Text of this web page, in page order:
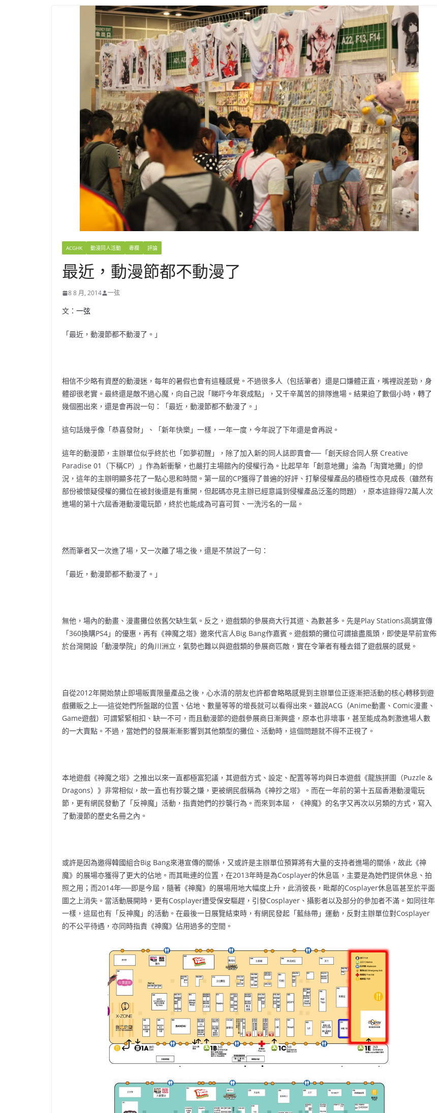
ACGHK 動漫同人活動 專欄 評論
最近，動漫節都不動漫了
8 8 月, 2014 一弦
文： 一弦
「最近，動漫節都不動漫了。」
相信不少略有資歷的動漫迷，每年的暑假也會有這種感覺。不過很多人（包括筆者）還是口嫌體正直，嘴裡說差勁，身
體卻很老實。最終還是敵不過心魔，向自己說「睇吓今年衰成點」，又千辛萬苦的排隊進場。結果迫了數個小時，轉了
幾個圈出來，還是會再說一句：「最近，動漫節都不動漫了。」
這句話幾乎像「恭喜發財」、「新年快樂」一樣，一年一度，今年說了下年還是會再說。
這年的動漫節，主辦單位似乎終於也「如夢初醒」，除了加入新的同人誌即賣會──「創天綜合同人祭 Creative
Paradise 01（下稱CP）」作為新衝擊，也嚴打主場館內的侵權行為。比起早年「創意地攤」淪為「淘寶地攤」的慘
況，這年的主辦明顯多花了一點心思和時間。第一屆的CP獲得了普遍的好評、打擊侵權產品的積極性亦見成長（雖然有
部份被懷疑侵權的攤位在被封後還是有重開，但起碼亦見主辦已經意識到侵權產品泛濫的問題），原本這錄得72萬人次
進場的第十六屆香港動漫電玩節，終於也能成為可喜可賀、一洗污名的一屆。
然而筆者又一次進了場，又一次離了場之後，還是不禁說了一句：
「最近，動漫節都不動漫了。」
無他，場內的動畫、漫畫攤位依舊欠缺生氣。反之，遊戲類的參展商大行其道、為數甚多。先是Play Stations高調宣傳
「360換購PS4」的優惠，再有《神魔之塔》邀來代言人Big Bang作嘉賓。遊戲類的攤位可謂搶盡風頭，即使是早前宣佈
於台灣開設「動漫學院」的角川洲立，氣勢也難以與遊戲類的參展商匹敵，實在令筆者有種去錯了遊戲展的感覺。
自從2012年開始禁止即場販賣限量產品之後，心水清的朋友也許都會略略感覺到主辦單位正逐漸把活動的核心轉移到遊
戲攤販之上──這從她們所盤踞的位置、佔地、數量等等的增長就可以看得出來。雖說ACG（Anime動畫、Comic漫畫、
Game遊戲）可謂緊緊相扣、缺一不可，而且動漫節的遊戲參展商日漸興盛，原本也非壞事，甚至能成為刺激進場人數
的一大賣點。不過，當她們的發展漸漸影響到其他類型的攤位、活動時，這個問題就不得不正視了。
本地遊戲《神魔之塔》之推出以來一直都極富犯議，其遊戲方式、設定、配置等等均與日本遊戲《龍族拼圖（Puzzle &
Dragons）》非常相似，故一直也有抄襲之嫌，更被網民戲稱為《神抄之塔》。而在一年前的第十五屆香港動漫電玩
節，更有網民發動了「反神魔」活動，指責她們的抄襲行為。而來到本屆，《神魔》的名字又再次以另類的方式，寫入
了動漫節的歷史名冊之內。
或許是因為邀得韓國組合Big Bang來港宣傳的關係，又或許是主辦單位預算將有大量的支持者進場的關係，故此《神
魔》的展場亦獲得了更大的佔地。而其毗連的位置，在2013年時是為Cosplayer的休息區，主要是為她們提供休息、拍
照之用；而2014年──即是今屆，隨著《神魔》的展場用地大幅度上升，此消彼長，毗鄰的Cosplayer休息區甚至於平面
圖之上消失。當活動展開時，更有Cosplayer遭受保安驅趕，引發Cosplayer、攝影者以及部分的參加者不滿。如同往年
一樣，這屆也有「反神魔」的活動。在最後一日展覽結束時，有網民發起「藍絲帶」運動，反對主辦單位對Cosplayer
的不公平待遇，亦同時指責《神魔》佔用過多的空間。